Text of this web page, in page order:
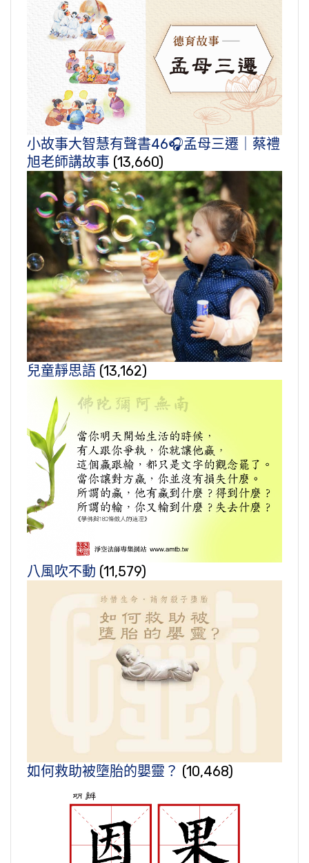
小故事大智慧有聲書46🎧孟母三遷｜蔡禮
旭老師講故事 (13,660)
兒童靜思語 (13,162)
八風吹不動 (11,579)
如何救助被墮胎的嬰靈？ (10,468)